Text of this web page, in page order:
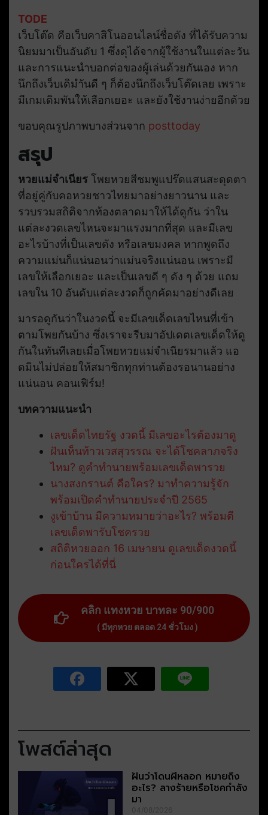
TODE
เว็บโต๊ด คือเว็บคาสิโนออนไลน์ชื่อดัง ที่ได้รับความ
นิยมมาเป็นอันดับ 1 ซึ่งดุได้จากผู้ใช้งานในแต่ละวัน
และการแนะนำบอกต่อของผู้เล่นด้วยกันเอง หาก
นึกถึงเว็บเดิมำันดี ๆ ก็ต้องนึกถึงเว็บโต๊ดเลย เพราะ
มีเกมเดิมพันให้เลือกเยอะ และยังใช้งานง่ายอีกด้วย
ขอบคุณรูปภาพบางส่วนจาก posttoday
สรุป
หวยแม่จำเนียร โพยหวยสีชมพูแปร๊ดแสนสะดุดตา
ที่อยู่คู่กับคอหวยชาวไทยมาอย่างยาวนาน และ
รวบรวมสถิติจากท้องตลาดมาให้ได้ดูกัน ว่าใน
แต่ละงวดเลขไหนจะมาแรงมากที่สุด และมีเลข
อะไรบ้างที่เป็นเลขดัง หรือเลขมงคล หากพูดถึง
ความแม่นก็แน่นอนว่าแม่นจริงแน่นอน เพราะมี
เลขให้เลือกเยอะ และเป็นเลขดี ๆ ดัง ๆ ด้วย แถม
เลขใน 10 อันดับแต่ละงวดก็ถูกคัดมาอย่างดีเลย
มารอดูกันว่าในงวดนี้ จะมีเลขเด็ดเลขไหนที่เข้า
ตามโพยกันบ้าง ซึ่งเราจะรีบมาอัปเดตเลขเด็ดให้ดู
กันในทันทีเลยเมื่อโพยหวยแม่จำเนียรมาแล้ว แอ
ดมินไม่ปล่อยให้สมาชิกทุกท่านต้องรอนานอย่าง
แน่นอน คอนเฟิร์ม!
บทความแนะนำ
เลขเด็ดไทยรัฐ งวดนี้ มีเลขอะไรต้องมาดู
ฝันเห็นท้าวเวสสุวรรณ จะได้โชคลาภจริง
ไหม? ดูคำทำนายพร้อมเลขเด็ดพารวย
นางสงกรานต์ คือใคร? มาทำความรู้จัก
พร้อมเปิดคำทำนายประจำปี 2565
งูเข้าบ้าน มีความหมายว่าอะไร? พร้อมตี
เลขเด็ดพารับโชครวย
สถิติหวยออก 16 เมษายน ดูเลขเด็ดงวดนี้
ก่อนใครได้ที่นี่
คลิก แทงหวย บาทละ 90/900
( มีทุกหวย ตลอด 24 ชั่วโมง )
โพสต์ล่าสุด
ฝันว่าโดนผีหลอก หมายถึง
อะไร? ลางร้ายหรือโชคกำลัง
มา
04/08/2026